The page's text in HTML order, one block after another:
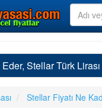
Stellar Türk
Stellar Fiyatı Ne